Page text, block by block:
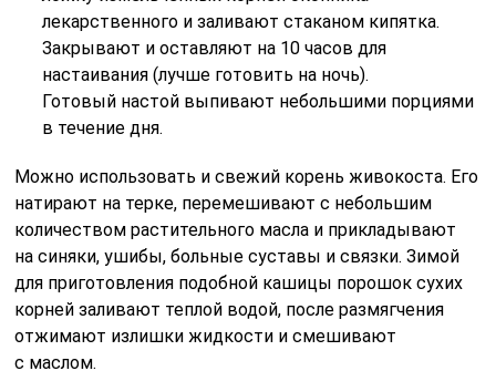
лекарственного и заливают стаканом кипятка.
Закрывают и оставляют на 10 часов для
настаивания (лучше готовить на ночь).
Готовый настой выпивают небольшими порциями
в течение дня.
Можно использовать и свежий корень живокоста. Его
натирают на терке, перемешивают с небольшим
количеством растительного масла и прикладывают
на синяки, ушибы, больные суставы и связки. Зимой
для приготовления подобной кашицы порошок сухих
корней заливают теплой водой, после размягчения
отжимают излишки жидкости и смешивают
с маслом.